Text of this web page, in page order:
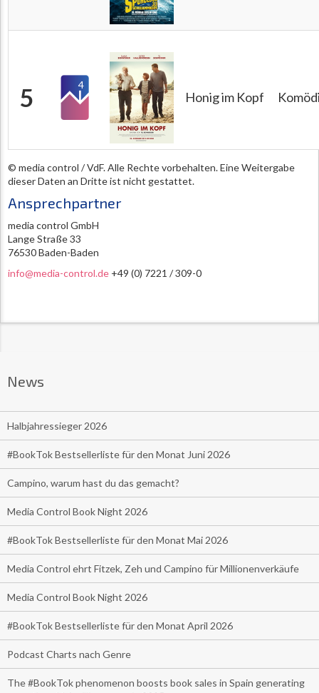
5 4
Honig im Kopf
© media control / VdF. Alle Rechte vorbehalten. Eine Weitergabe
dieser Daten an Dritte ist nicht gestattet.
Ansprechpartner
media control GmbH
Lange Straße 33
76530 Baden-Baden
info@media-control.de +49 (0) 7221 / 309-0
News
Halbjahressieger 2026
#BookTok Bestsellerliste für den Monat Juni 2026
Campino, warum hast du das gemacht?
Media Control Book Night 2026
#BookTok Bestsellerliste für den Monat Mai 2026
Media Control ehrt Fitzek, Zeh und Campino für Millionenverkäufe
Media Control Book Night 2026
#BookTok Bestsellerliste für den Monat April 2026
Podcast Charts nach Genre
The #BookTok phenomenon boosts book sales in Spain generating